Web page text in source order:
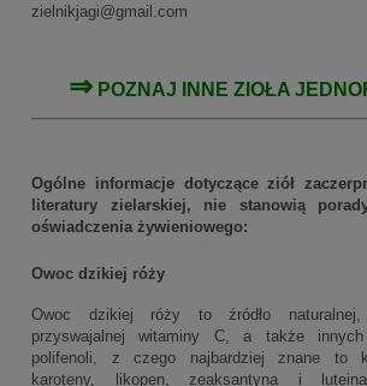
zielnikjagi@gmail.com
⇒ POZNAJ INNE ZIOŁA
Ogólne informacje dotyczące ziół
literatury zielarskiej, nie stanowią
oświadczenia żywieniowego:
Owoc dzikiej róży
Owoc dzikiej róży to źródło
przyswajalnej witaminy C, a także innych
polifenoli, z czego najbardziej znane to
karoteny, likopen, zeaksantyna i